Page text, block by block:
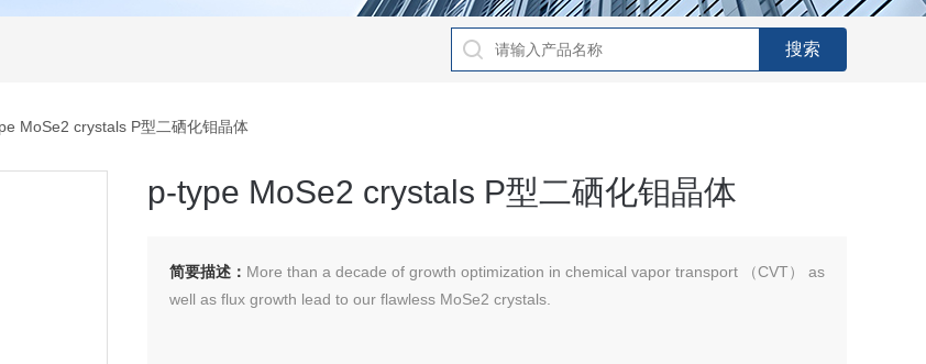
MoSe2 crystals P型二硒化钼晶体
p-type MoSe2 crystals P型二硒化钼晶体
简要描述： More than a decade of growth optimization in chemical vapor transport （CVT） as
well as flux growth lead to our flawless MoSe2 crystals.